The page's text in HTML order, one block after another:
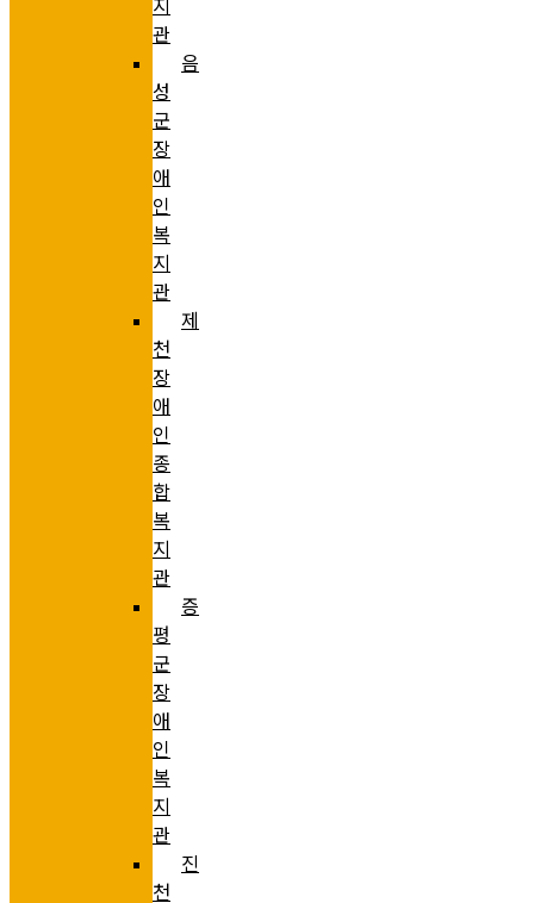
관
음
성
군
장
애
인
복
지
관
제
천
장
애
인
종
합
복
지
관
증
평
군
장
애
인
복
지
관
진
천